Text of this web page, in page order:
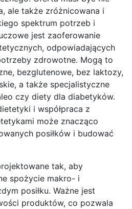
ale także zróżnicowana i
spektrum potrzeb i
jest zaoferowanie
odpowiadających
zdrowotne. Mogą to
bezglutenowe, bez laktozy,
a także specjalistyczne
czy diety dla diabetyków.
i współpraca z
może znacząco
posiłków i budować
tak, aby
spożycie makro- i
posiłku. Ważne jest
produktów, co pozwala